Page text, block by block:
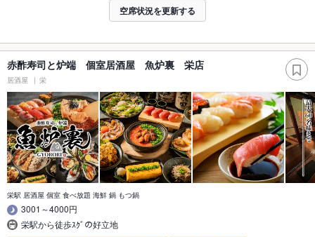
空席状況を更新する
赤酢寿司と炉端 個室居酒屋 魚炉裏 栄店
居酒屋 栄
栄駅 居酒屋 個室 食べ放題 海鮮 鍋 もつ鍋
3001～4000円
栄駅から徒歩ｽｸﾞの好立地